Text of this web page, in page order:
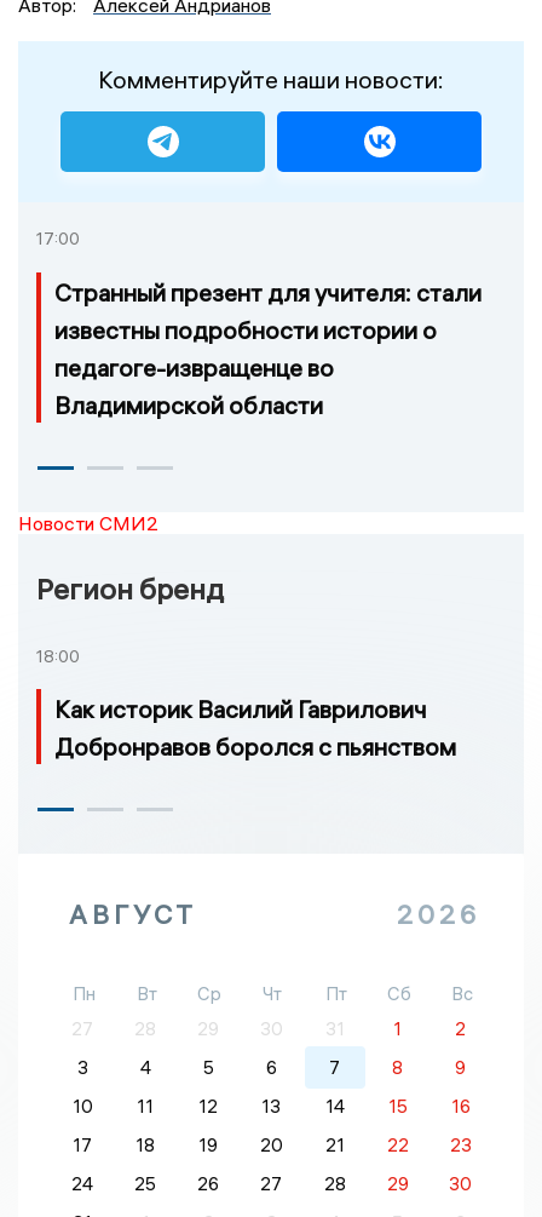
Комментируйте наши новости:
17:00
Странный презент для учителя: стали
известны подробности истории о
педагоге-извращенце во
Владимирской области
Новости СМИ2
Регион бренд
18:00
Как историк Василий Гаврилович
Добронравов боролся с пьянством
АВГУСТ 2026
Пн Вт Ср Чт Пт Сб
Вс
27
28 29 30 31 1
2
3
4 5 6 7 8
9
10
11 12 13 14 15
16
17
18 19 20 21 22
23
24
25 26 27 28 29
30